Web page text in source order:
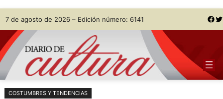
Saltar
al
contenido
Skip
to
content
7 de agosto de 2026 – Edición número: 6141 Facebook Twitter
COSTUMBRES Y TENDENCIAS